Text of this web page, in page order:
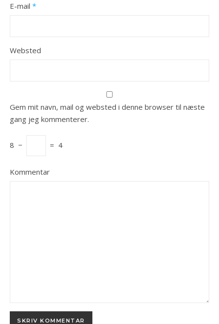
E-mail *
Websted
Gem mit navn, mail og websted i denne browser til næste
gang jeg kommenterer.
8 − = 4
Kommentar